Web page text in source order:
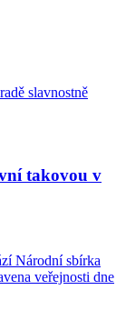
slavnostně
takovou v
Národní sbírka
veřejnosti dne